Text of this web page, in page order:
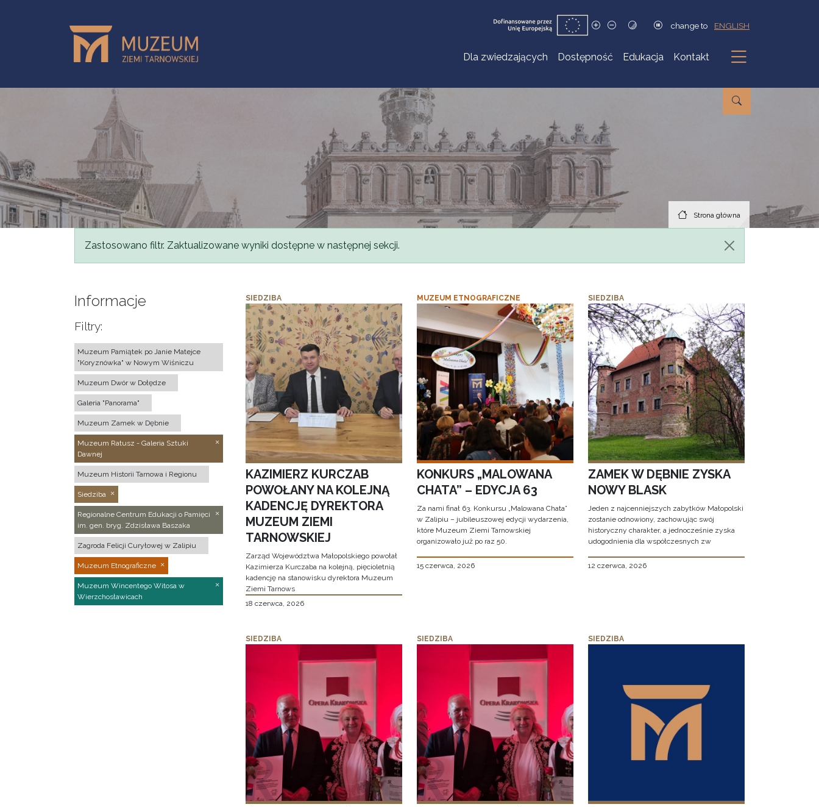
change to ENGLISH
Dla zwiedzających Dostępność Edukacja Kontakt
Podmenu
Strona główna
Komunikat
Zastosowano filtr. Zaktualizowane wyniki dostępne w następnej sekcji.
Informacje
Filtry:
Muzeum Pamiątek po Janie Matejce
"Koryznówka" w Nowym Wiśniczu
Muzeum Dwór w Dołędze
Galeria "Panorama"
Muzeum Zamek w Dębnie
Muzeum Ratusz - Galeria Sztuki
Dawnej
Muzeum Historii Tarnowa i Regionu
Siedziba
Regionalne Centrum Edukacji o Pamięci
im. gen. bryg. Zdzisława Baszaka
Zagroda Felicji Curyłowej w Zalipiu
Muzeum Etnograficzne
Muzeum Wincentego Witosa w
Wierzchosławicach
SIEDZIBA
KAZIMIERZ KURCZAB
POWOŁANY NA KOLEJNĄ
KADENCJĘ DYREKTORA
MUZEUM ZIEMI
TARNOWSKIEJ
Zarząd Województwa Małopolskiego powołał
Kazimierza Kurczaba na kolejną, pięcioletnią
kadencję na stanowisku dyrektora Muzeum
Ziemi Tarnows
18 czerwca, 2026
MUZEUM ETNOGRAFICZNE
KONKURS „MALOWANA
CHATA” – EDYCJA 63
Za nami finał 63. Konkursu „Malowana Chata”
w Zalipiu – jubileuszowej edycji wydarzenia,
które Muzeum Ziemi Tarnowskiej
organizowało już po raz 50.
15 czerwca, 2026
SIEDZIBA
ZAMEK W DĘBNIE ZYSKA
NOWY BLASK
Jeden z najcenniejszych zabytków Małopolski
zostanie odnowiony, zachowując swój
historyczny charakter, a jednocześnie zyska
udogodnienia dla współczesnych zw
12 czerwca, 2026
SIEDZIBA SIEDZIBA SIEDZIBA